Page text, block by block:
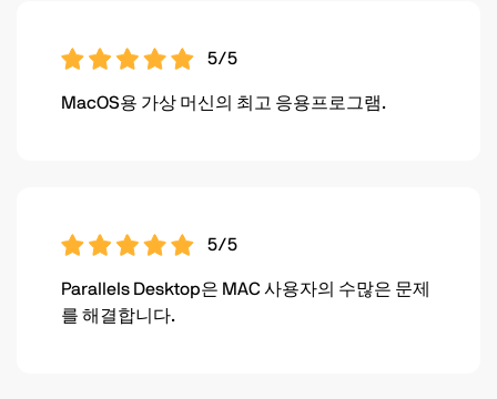
5/5
MacOS용 가상 머신의 최고 응용프로그램.
5/5
Parallels Desktop은 MAC 사용자의 수많은 문제
를 해결합니다.